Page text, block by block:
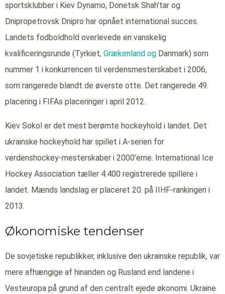
sportsklubber i Kiev Dynamo, Donetsk Shah’tar og
Dnipropetrovsk Dnipro har opnået international succes.
Landets fodboldhold overlevede en vanskelig
kvalificeringsrunde (Tyrkiet, Grækenland og Danmark) som
nummer 1 i konkurrencen til verdensmesterskabet i 2006,
som rangerede blandt de øverste otte. Det rangerede 49.
placering i FIFAs placeringer i april 2012.
Kiev Sokol er det mest berømte hockeyhold i landet. Det
ukrainske hockeyhold har spillet i A-serien for
verdenshockey-mesterskaber i 2000’erne. International Ice
Hockey Association tæller 4.400 registrerede spillere i
landet. Mænds landslag er placeret 20. på IIHF-rankingen i
2013.
Økonomiske tendenser
De sovjetiske republikker, inklusive den ukrainske republik, var
mere afhængige af hinanden og Rusland end landene i
Vesteuropa på grund af den centralt ejede økonomi. Ukraine